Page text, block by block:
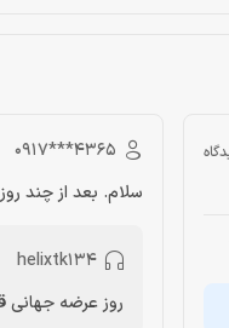
‎0917***4365‎
سلام. بعد از چند
helixtk134
روز عرضه